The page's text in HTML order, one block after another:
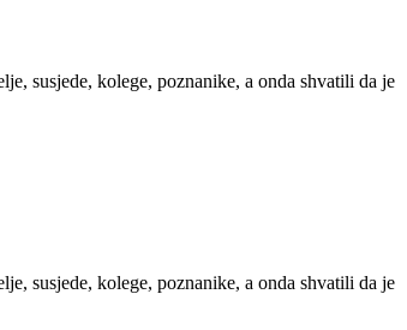
susjede, kolege, poznanike, a onda shvatili da je
susjede, kolege, poznanike, a onda shvatili da je